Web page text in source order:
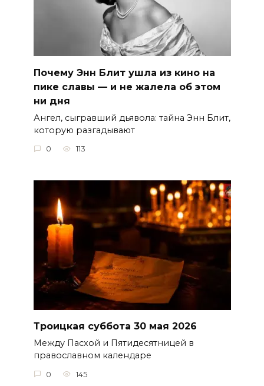
Почему Энн Блит ушла из кино на
пике славы — и не жалела об этом
ни дня
Ангел, сыгравший дьявола: тайна Энн Блит,
которую разгадывают
0 113
Троицкая суббота 30 мая 2026
Между Пасхой и Пятидесятницей в
православном календаре
0 145